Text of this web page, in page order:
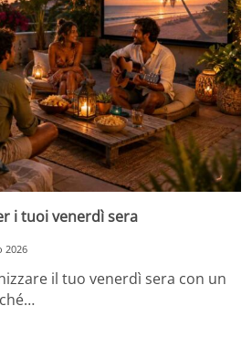
i tuoi venerdì sera
2026
il tuo venerdì sera con un